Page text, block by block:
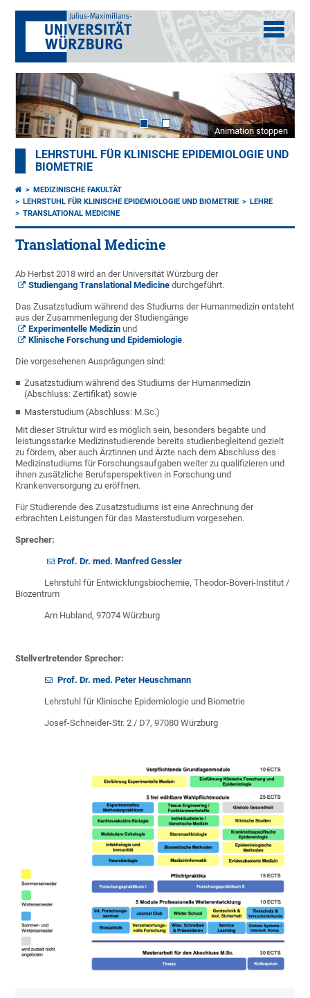
Animation stoppen
LEHRSTUHL FÜR KLINISCHE EPIDEMIOLOGIE UND
BIOMETRIE
MEDIZINISCHE FAKULTÄT
LEHRSTUHL FÜR KLINISCHE EPIDEMIOLOGIE UND BIOMETRIE
LEHRE
TRANSLATIONAL MEDICINE
Translational Medicine
Ab Herbst 2018 wird an der Universität Würzburg der
Studiengang Translational Medicine durchgeführt.
Das Zusatzstudium während des Studiums der Humanmedizin entsteht
aus der Zusammenlegung der Studiengänge
Experimentelle Medizin und
Klinische Forschung und Epidemiologie.
Die vorgesehenen Ausprägungen sind:
Zusatzstudium während des Studiums der Humanmedizin
(Abschluss: Zertifikat) sowie
Masterstudium (Abschluss: M.Sc.)
Mit dieser Struktur wird es möglich sein, besonders begabte und
leistungsstarke Medizinstudierende bereits studienbegleitend gezielt
zu fördern, aber auch Ärztinnen und Ärzte nach dem Abschluss des
Medizinstudiums für Forschungsaufgaben weiter zu qualifizieren und
ihnen zusätzliche Berufsperspektiven in Forschung und
Krankenversorgung zu eröffnen.
Für Studierende des Zusatzstudiums ist eine Anrechnung der
erbrachten Leistungen für das Masterstudium vorgesehen.
Sprecher:
Prof. Dr. med. Manfred Gessler
Lehrstuhl für Entwicklungsbiochemie, Theodor-Boveri-Institut /
Biozentrum
Am Hubland, 97074 Würzburg
Stellvertretender Sprecher:
Prof. Dr. med. Peter Heuschmann
Lehrstuhl für Klinische Epidemiologie und Biometrie
Josef-Schneider-Str. 2 / D7, 97080 Würzburg